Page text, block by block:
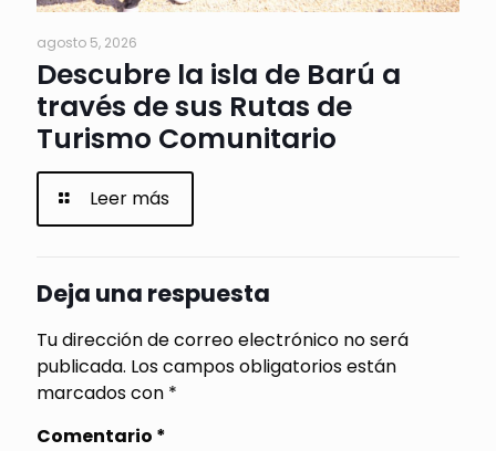
agosto 5, 2026
Descubre la isla de Barú a
través de sus Rutas de
Turismo Comunitario
Leer más
Deja una respuesta
Tu dirección de correo electrónico no será
publicada. Los campos obligatorios están
marcados con *
Comentario *